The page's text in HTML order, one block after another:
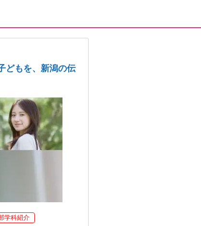
どもを、新潟の伝
学科紹介